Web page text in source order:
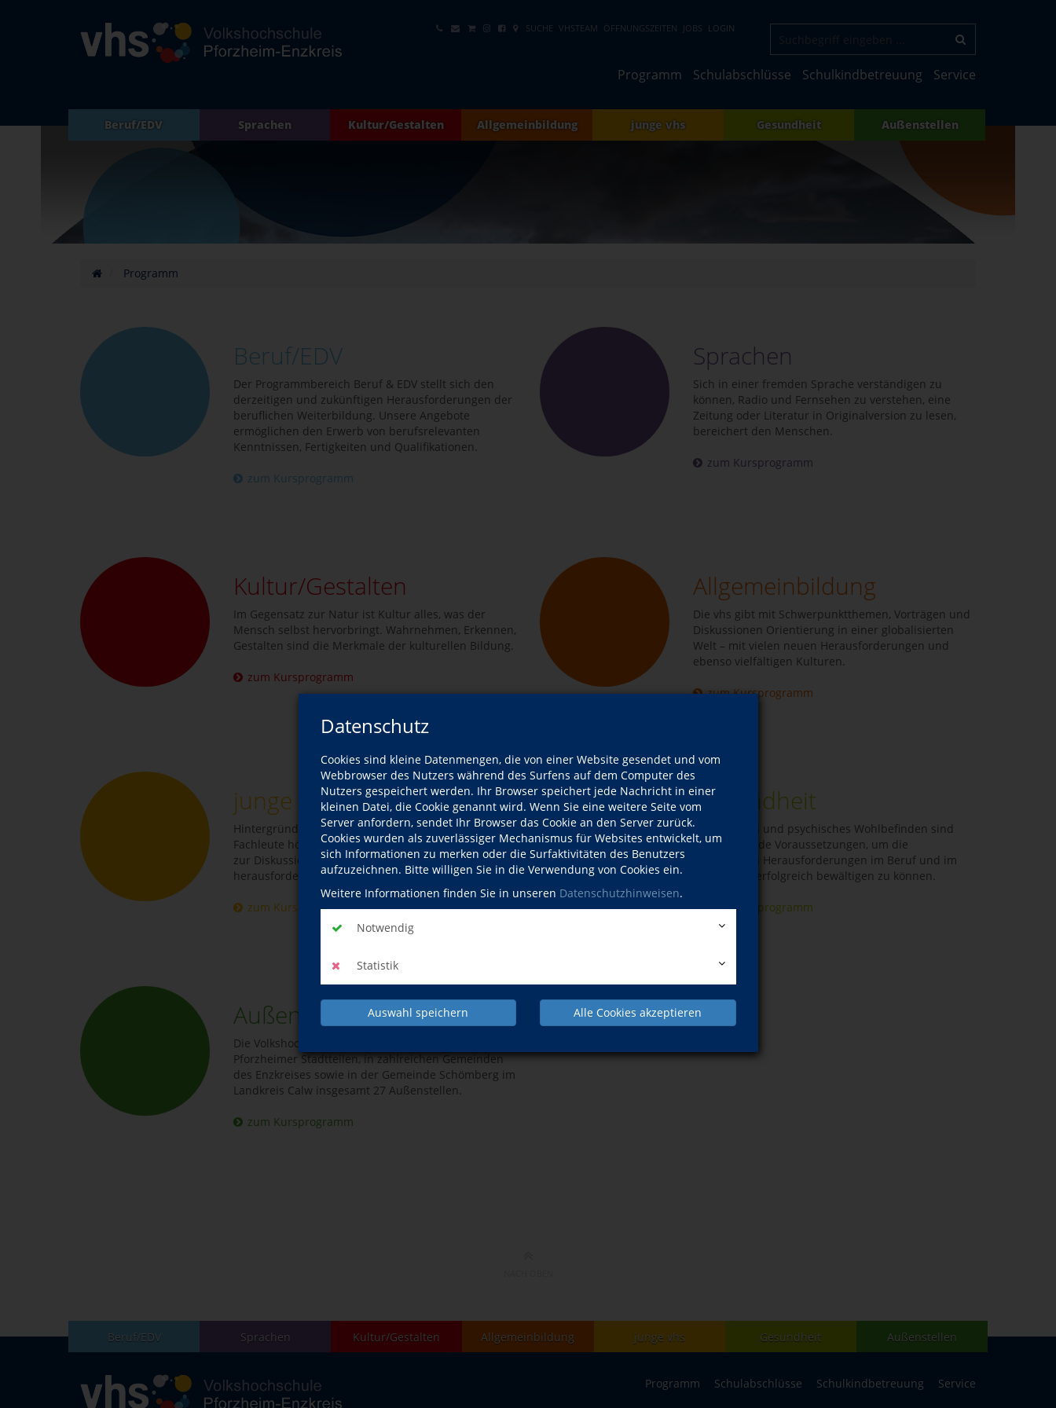
Datenschutz
Cookies sind kleine Datenmengen, die von einer Website gesendet und vom
Webbrowser des Nutzers während des Surfens auf dem Computer des
Nutzers gespeichert werden. Ihr Browser speichert jede Nachricht in einer
kleinen Datei, die Cookie genannt wird. Wenn Sie eine weitere Seite vom
Server anfordern, sendet Ihr Browser das Cookie an den Server zurück.
Cookies wurden als zuverlässiger Mechanismus für Websites entwickelt, um
sich Informationen zu merken oder die Surfaktivitäten des Benutzers
aufzuzeichnen. Bitte willigen Sie in die Verwendung von Cookies ein.
Weitere Informationen finden Sie in unseren Datenschutzhinweisen.
Notwendig
Statistik
Auswahl speichern Alle Cookies akzeptieren
SUCHE VHSTEAM ÖFFNUNGSZEITEN JOBS LOGIN
Programm Schulabschlüsse Schulkindbetreuung Service
Beruf/EDV Sprachen Kultur/Gestalten Allgemeinbildung junge vhs Gesundheit Außenstellen
Programm
Beruf/EDV
Der Programmbereich Beruf & EDV stellt sich den
derzeitigen und zukünftigen Herausforderungen der
beruflichen Weiterbildung. Unsere Angebote
ermöglichen den Erwerb von berufsrelevanten
Kenntnissen, Fertigkeiten und Qualifikationen.
zum Kursprogramm
Sprachen
Sich in einer fremden Sprache verständigen zu
können, Radio und Fernsehen zu verstehen, eine
Zeitung oder Literatur in Originalversion zu lesen,
bereichert den Menschen.
zum Kursprogramm
Kultur/Gestalten
Im Gegensatz zur Natur ist Kultur alles, was der
Mensch selbst hervorbringt. Wahrnehmen, Erkennen,
Gestalten sind die Merkmale der kulturellen Bildung.
zum Kursprogramm
Allgemeinbildung
Die vhs gibt mit Schwerpunktthemen, Vorträgen und
Diskussionen Orientierung in einer globalisierten
Welt – mit vielen neuen Herausforderungen und
ebenso vielfältigen Kulturen.
zum Kursprogramm
junge vhs
Hintergründe beleuchten, Zusammenhänge erklären,
Fachleute hören, zum Überdenken auffordern, Raum
zur Diskussion geben und zur eignen Meinung
herausfordern.
zum Kursprogramm
Gesundheit
Körperliches und psychisches Wohlbefinden sind
entscheidende Voraussetzungen, um die
wachsenden Herausforderungen im Beruf und im
Privatleben erfolgreich bewältigen zu können.
zum Kursprogramm
Außenstellen
Die Volkshochschule Pforzheim-Enzkreis unterhält in
Pforzheimer Stadtteilen, in zahlreichen Gemeinden
des Enzkreises sowie in der Gemeinde Schömberg im
Landkreis Calw insgesamt 27 Außenstellen.
zum Kursprogramm
Beruf/EDV Sprachen Kultur/Gestalten Allgemeinbildung junge vhs Gesundheit Außenstellen
Programm Schulabschlüsse Schulkindbetreuung Service